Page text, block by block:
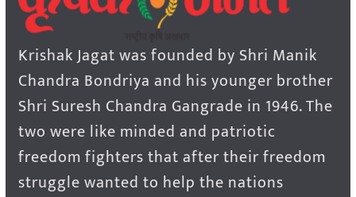
Krishak Jagat was founded by Shri Manik
Chandra Bondriya and his younger brother
Shri Suresh Chandra Gangrade in 1946. The
two were like minded and patriotic
freedom fighters that after their freedom
struggle wanted to help the nations